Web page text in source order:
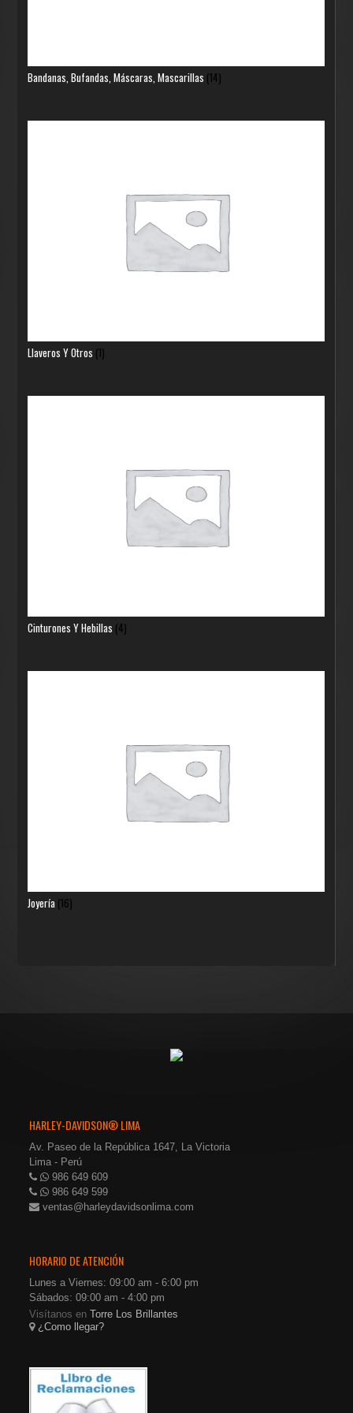
Bandanas, Bufandas, Máscaras, Mascarillas (14)
Llaveros Y Otros (1)
Cinturones Y Hebillas (4)
Joyería (16)
HARLEY-DAVIDSON® LIMA
Av. Paseo de la República 1647, La Victoria
Lima - Perú
986 649 609
986 649 599
ventas@harleydavidsonlima.com
HORARIO DE ATENCIÓN
Lunes a Viernes: 09:00 am - 6:00 pm
Sábados: 09:00 am - 4:00 pm
Visítanos enTorre Los Brillantes
¿Como llegar?